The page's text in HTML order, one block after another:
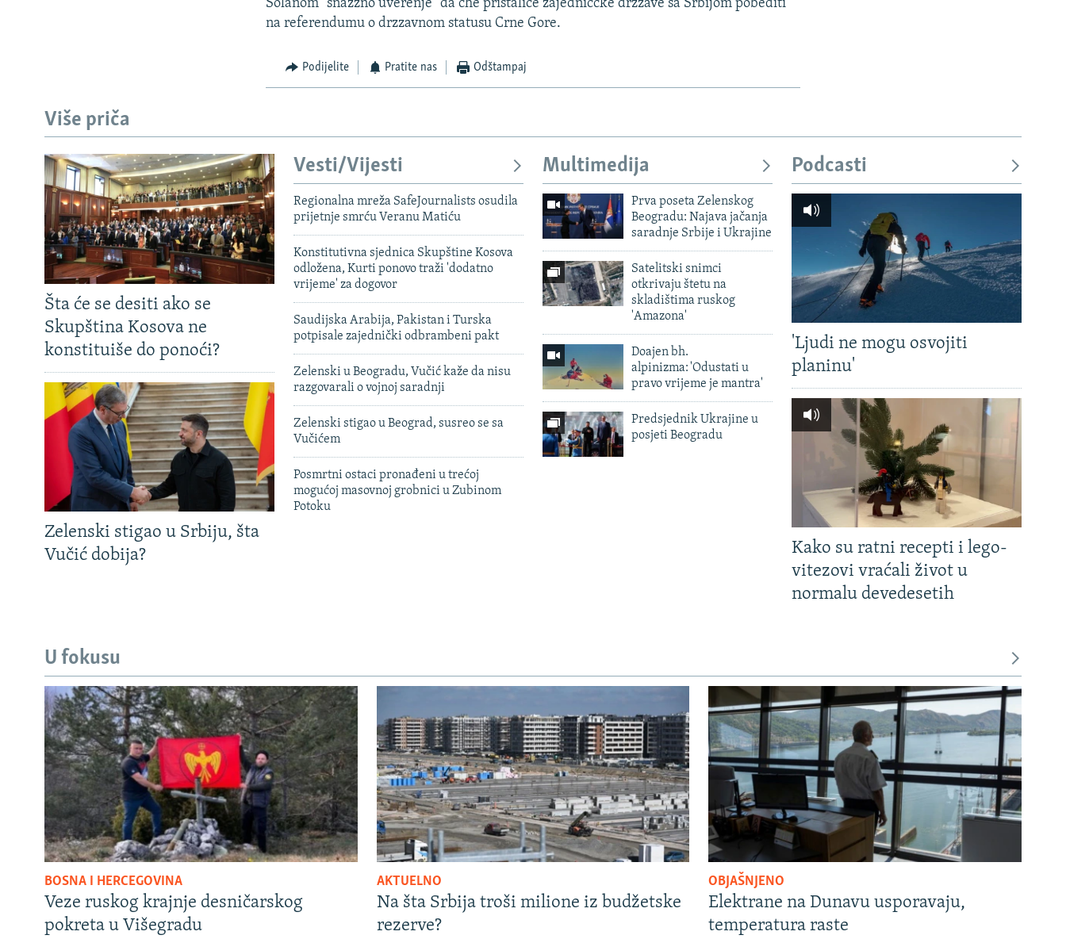
GENOCID U SREBRENICI
TV LIBERTY
POST SCRIPTUM
MOJA EVROPA
TRI DECENIJE OD RATA U BIH
SVE KARTE DEJTONA
NASTANAK I RASPAD JUGOSLAVIJE
Solanom "snazzno uverenje" da che pristalice zajedniccke drzzave sa Srbijom pobediti
na referendumu o drzzavnom statusu Crne Gore.
Podijelite Pratite nas Odštampaj
Više priča
Šta će se desiti ako se
Skupština Kosova ne
konstituiše do ponoći?
Zelenski stigao u Srbiju, šta
Vučić dobija?
Vesti/Vijesti
Regionalna mreža SafeJournalists osudila
prijetnje smrću Veranu Matiću
Konstitutivna sjednica Skupštine Kosova
odložena, Kurti ponovo traži 'dodatno
vrijeme' za dogovor
Saudijska Arabija, Pakistan i Turska
potpisale zajednički odbrambeni pakt
Zelenski u Beogradu, Vučić kaže da nisu
razgovarali o vojnoj saradnji
Zelenski stigao u Beograd, susreo se sa
Vučićem
Posmrtni ostaci pronađeni u trećoj
mogućoj masovnoj grobnici u Zubinom
Potoku
Multimedija
Prva poseta Zelenskog
Beogradu: Najava jačanja
saradnje Srbije i Ukrajine
Satelitski snimci
otkrivaju štetu na
skladištima ruskog
'Amazona'
Doajen bh.
alpinizma: 'Odustati u
pravo vrijeme je mantra'
Predsjednik Ukrajine u
posjeti Beogradu
Podcasti
'Ljudi ne mogu osvojiti
planinu'
Kako su ratni recepti i lego-
vitezovi vraćali život u
normalu devedesetih
U fokusu
BOSNA I HERCEGOVINA
Veze ruskog krajnje desničarskog
pokreta u Višegradu
AKTUELNO
Na šta Srbija troši milione iz budžetske
rezerve?
OBJAŠNJENO
Elektrane na Dunavu usporavaju,
temperatura raste